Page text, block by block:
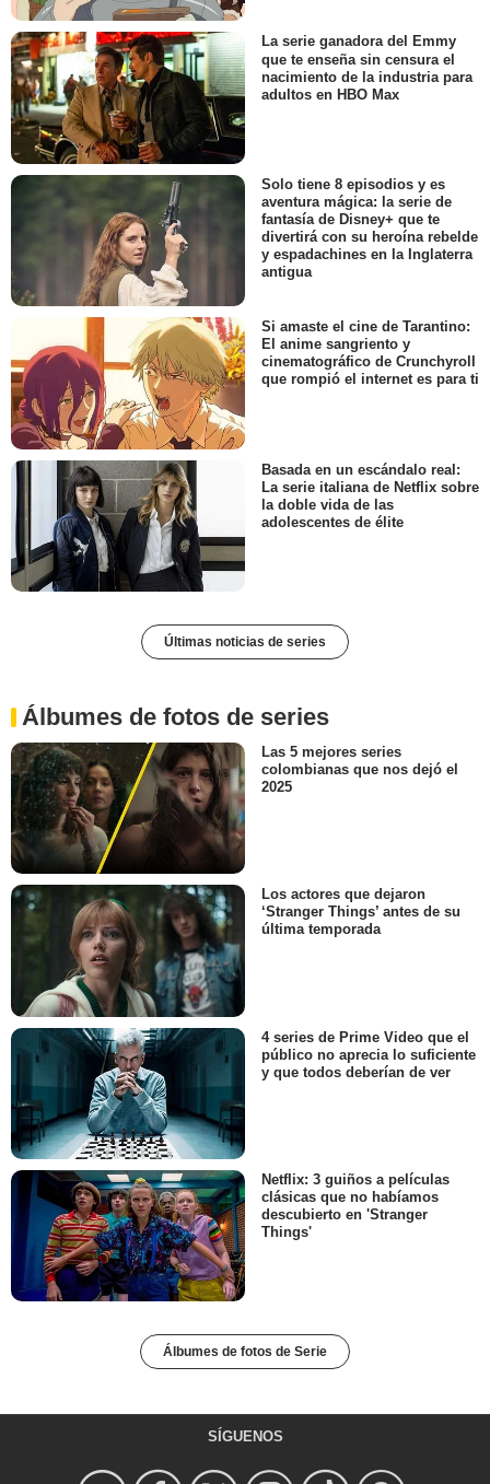
La serie ganadora del Emmy
que te enseña sin censura el
nacimiento de la industria para
adultos en HBO Max
Solo tiene 8 episodios y es
aventura mágica: la serie de
fantasía de Disney+ que te
divertirá con su heroína rebelde
y espadachines en la Inglaterra
antigua
Si amaste el cine de Tarantino:
El anime sangriento y
cinematográfico de Crunchyroll
que rompió el internet es para ti
Basada en un escándalo real:
La serie italiana de Netflix sobre
la doble vida de las
adolescentes de élite
Últimas noticias de series
Álbumes de fotos de series
Las 5 mejores series
colombianas que nos dejó el
2025
Los actores que dejaron
‘Stranger Things’ antes de su
última temporada
4 series de Prime Video que el
público no aprecia lo suficiente
y que todos deberían de ver
Netflix: 3 guiños a películas
clásicas que no habíamos
descubierto en 'Stranger
Things'
Álbumes de fotos de Serie
SÍGUENOS